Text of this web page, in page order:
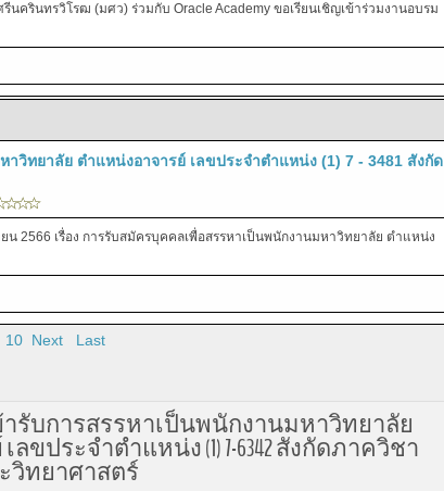
รินทรวิโรฒ (มศว) ร่วมกับ Oracle Academy ขอเรียนเชิญเข้าร่วมงานอบรม
วิทยาลัย ตำแหน่งอาจารย์ เลขประจำตำแหน่ง (1) 7 - 3481 สังกัด
2566 เรื่อง การรับสมัครบุคคลเพื่อสรรหาเป็นพนักงานมหาวิทยาลัย ตำแหน่ง
10 Next Last
รับการสรรหาเป็นพนักงานมหาวิทยาลัย
ขประจำตำแหน่ง (1) 7-6342 สังกัดภาควิชา
ทยาศาสตร์